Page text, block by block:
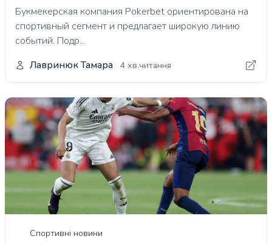
Букмекерская компания Pokerbet ориентирована на
спортивный сегмент и предлагает широкую линию
событий. Подр...
Лавринюк Тамара
4 хв.читання
Спортивні новини